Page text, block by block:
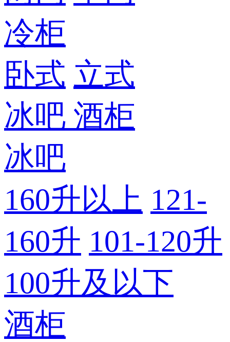
冷柜
卧式 立式
冰吧 酒柜
冰吧
160升以上 121-
160升 101-120升
100升及以下
酒柜